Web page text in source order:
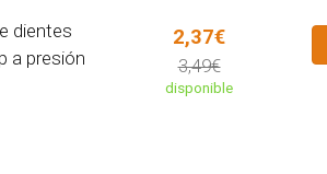
dientes
a presión
2,37€
3,49€
disponible